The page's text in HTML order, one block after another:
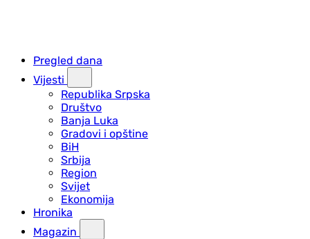
Pregled dana
Vijesti
Republika Srpska
Društvo
Banja Luka
Gradovi i opštine
BiH
Srbija
Region
Svijet
Ekonomija
Hronika
Magazin